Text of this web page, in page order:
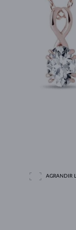
AGRANDIR